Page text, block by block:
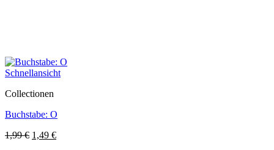
Schnellansicht
Collectionen
Buchstabe: O
1,99€ Ursprünglicher
1,49 €Aktueller